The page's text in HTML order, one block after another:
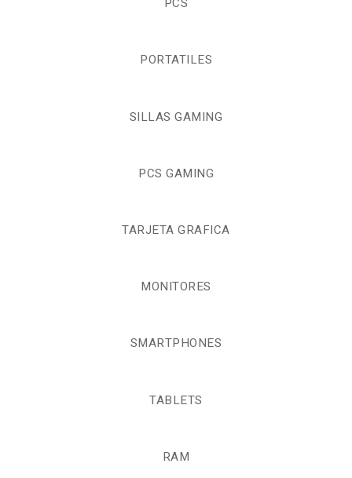
PORTATILES
SILLAS GAMING
PCS GAMING
TARJETA GRAFICA
MONITORES
SMARTPHONES
TABLETS
RAM